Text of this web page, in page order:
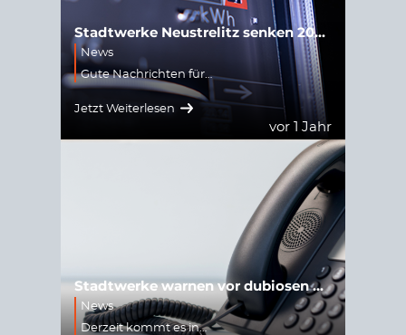
Stadtwerke Neustrelitz senken 2025 Strom- und Gaspreise
News
Gute Nachrichten für…
Jetzt Weiterlesen
vor 1 Jahr
Stadtwerke warnen vor dubiosen Stromanbietern
News
Derzeit kommt es in…